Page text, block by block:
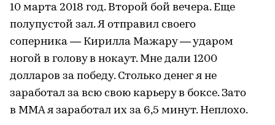
10 марта 2018 год. Второй бой вечера. Еще
полупустой зал. Я отправил своего
соперника — Кирилла Мажару — ударом
ногой в голову в нокаут. Мне дали 1200
долларов за победу. Столько денег я не
заработал за всю свою карьеру в боксе. Зато
в ММА я заработал их за 6,5 минут. Неплохо.